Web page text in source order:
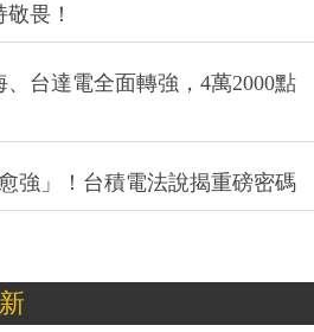
畏！
台達電全面轉強，4萬2000點
強」！台積電法說揭重磅密碼